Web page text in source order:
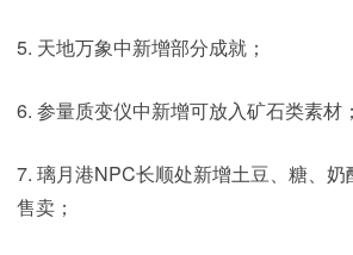
5. 天地万象中新增部分成就；
6. 参量质变仪中新增可放入矿石类素材；
7. 璃月港NPC长顺处新增土豆、糖、
售卖；